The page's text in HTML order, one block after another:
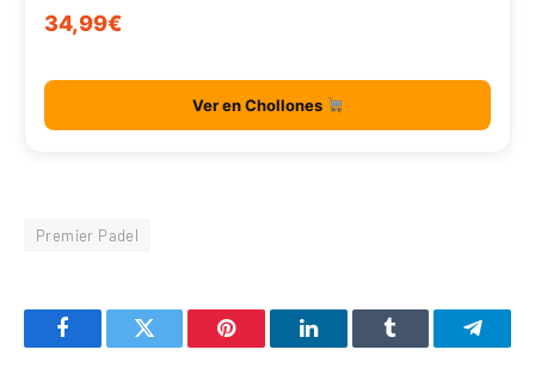
34,99€
Ver en Chollones
Premier Padel
FacebookTwitter Pinterest LinkedInTumblr